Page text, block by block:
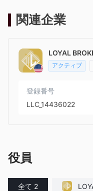
関連企業
LOYAL
アクティブ
登録番号
LLC_14436022
役員
全て 2